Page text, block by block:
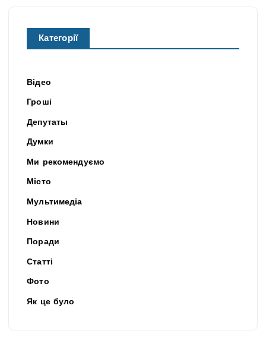
Категорії
Відео
Гроші
Депутаты
Думки
Ми рекомендуємо
Місто
Мультимедіа
Новини
Поради
Статті
Фото
Як це було